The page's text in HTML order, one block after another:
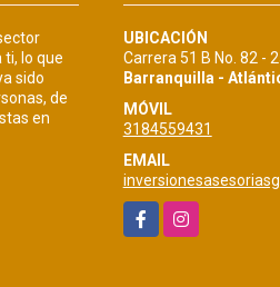
lo que
sido
de
en
UBICACIÓN
Carrera 51 B No. 82 -
Barranquilla -
MÓVIL
3184559431
EMAIL
FacebookInstagram